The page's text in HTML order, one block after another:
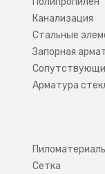
Канализация
Стальные
Запорная
Арматура
Сетка